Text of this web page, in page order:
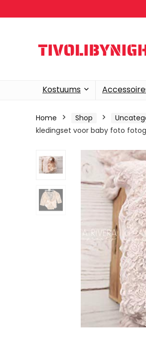
Kostuums
Home Shop
kledingset voor baby foto